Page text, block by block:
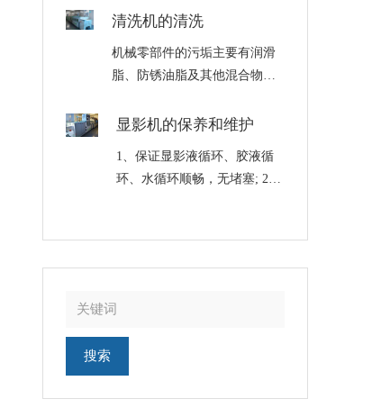
源，红色指示灯亮表示箱内已
时，红灯熄灭绿灯亮，开始恒
温。为了防止温控失灵，还必
清洗机的清洗
机械零部件的污垢主要有润滑
脂、防锈油脂及其他混合物组
液清洗、电化学清洗，也可采
清洗机清洗是一个清洗的专门
类别，属工业清洗。 采用碱性
显影机的保养和维护
1、保证显影液循环、胶液循
环、水循环顺畅，无堵塞; 2、
换一次(建议使用100u滤芯);